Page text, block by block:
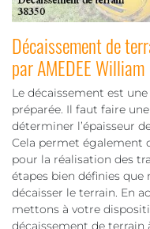
Décaissement de
par AMEDEE William
Le décaissement est
préparée. Il faut faire
déterminer l’épaisseur
Cela permet également
pour la réalisation des
étapes bien définies
décaisser le terrain. En
mettons à votre
décaissement de terrain